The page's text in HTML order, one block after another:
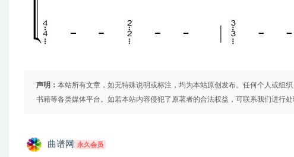
声明： 本站所有文章，如无特殊说明或标注，均为本站原创发布。任何个人或组
书籍等各类媒体平台。如若本站内容侵犯了原著者的合法权益，可联系我们进行处
曲谱网 永久会员